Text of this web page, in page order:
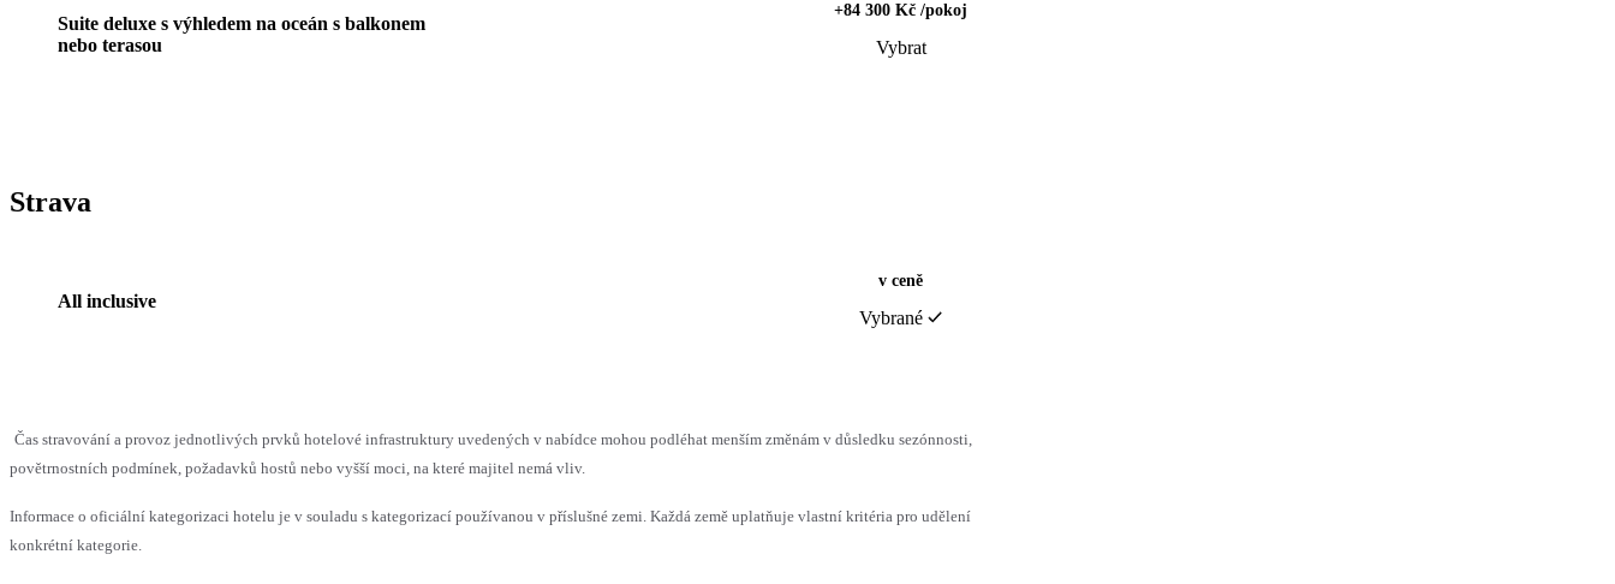
Suite deluxe s výhledem na oceán s balkonem
nebo terasou
+84 300 Kč /pokoj
Vybrat
Strava
All inclusive
v ceně
Vybrané
Čas stravování a provoz jednotlivých prvků hotelové infrastruktury uvedených v nabídce mohou podléhat menším změnám v důsledku sezónnosti,
povětrnostních podmínek, požadavků hostů nebo vyšší moci, na které majitel nemá vliv.
Informace o oficiální kategorizaci hotelu je v souladu s kategorizací používanou v příslušné zemi. Každá země uplatňuje vlastní kritéria pro udělení
konkrétní kategorie.